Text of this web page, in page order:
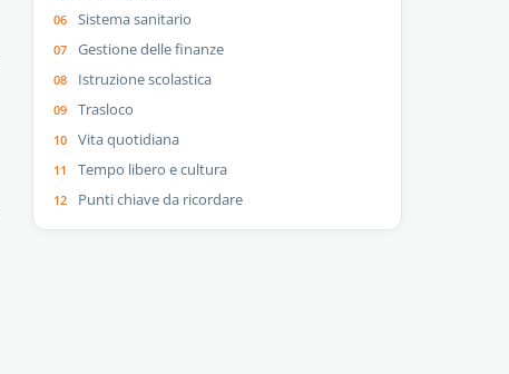
Sistema sanitario
Gestione delle finanze
Istruzione scolastica
Trasloco
Vita quotidiana
Tempo libero e cultura
Punti chiave da ricordare